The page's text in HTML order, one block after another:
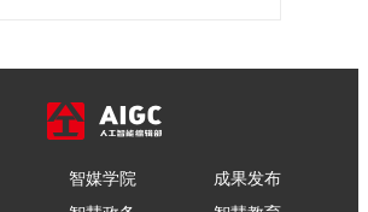
智媒学院
成果发布